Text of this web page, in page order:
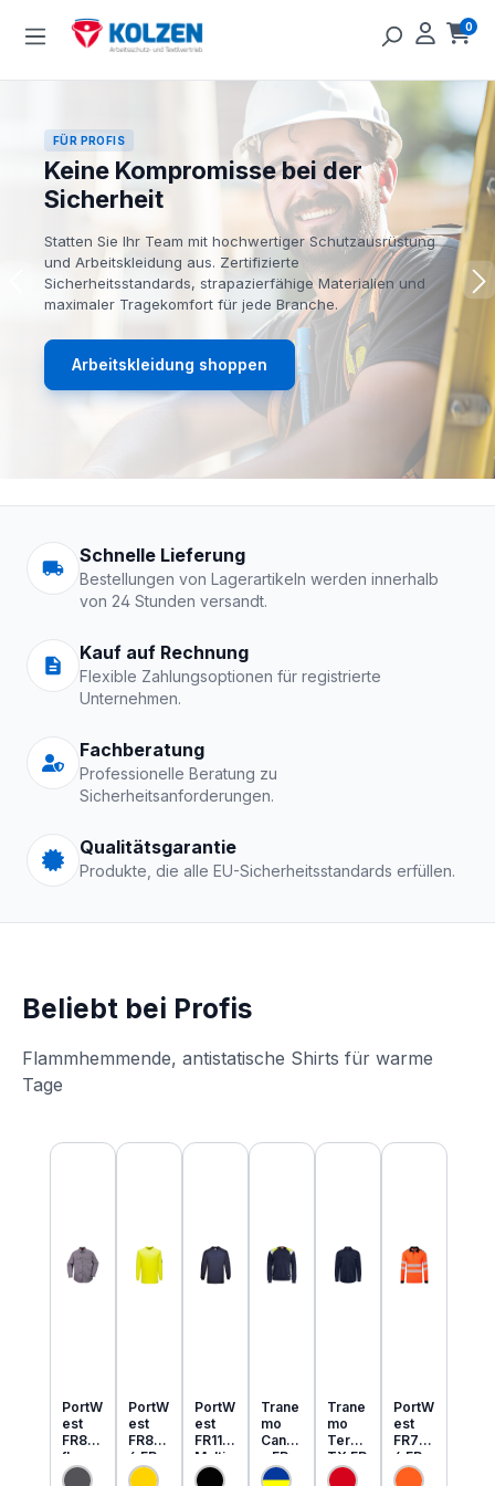
Zum Hauptinhalt springen 0
FÜR PROFIS
Keine Kompromisse bei der
Sicherheit
Statten Sie Ihr Team mit hochwertiger Schutzausrüstung
und Arbeitskleidung aus. Zertifizierte
Sicherheitsstandards, strapazierfähige Materialien und
maximaler Tragekomfort für jede Branche.
Arbeitskleidung shoppen
Arbeitskleidung |
Schnelle Lieferung
Bestellungen von Lagerartikeln werden innerhalb
von 24 Stunden versandt.
Kauf auf Rechnung
Flexible Zahlungsoptionen für registrierte
Unternehmen.
Fachberatung
Professionelle Beratung zu
Sicherheitsanforderungen.
Qualitätsgarantie
Produkte, die alle EU-Sicherheitsstandards erfüllen.
Beliebt bei Profis
Flammhemmende, antistatische Shirts für warme
Tage
Produktgalerie überspringen
PortW
est
FR89
flamm
hemm
PortW
est
FR80
6 FR
MultiN
PortW
est
FR11
Multi
Norm
Trane
mo
Cante
x FR
MultiN
Trane
mo
Tera
TX FR
leicht
PortW
est
FR73
4 FR
MultiN